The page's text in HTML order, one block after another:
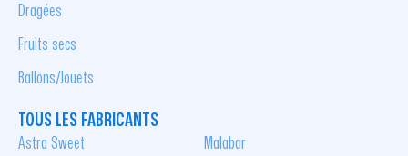
Dragées
Fruits secs
Ballons/Jouets
TOUS LES FABRICANTS
Astra Sweet Malabar